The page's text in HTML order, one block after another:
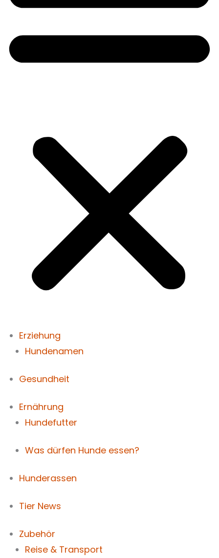
Erziehung
Hundenamen
Gesundheit
Ernährung
Hundefutter
Was dürfen Hunde essen?
Hunderassen
Tier News
Zubehör
Reise & Transport